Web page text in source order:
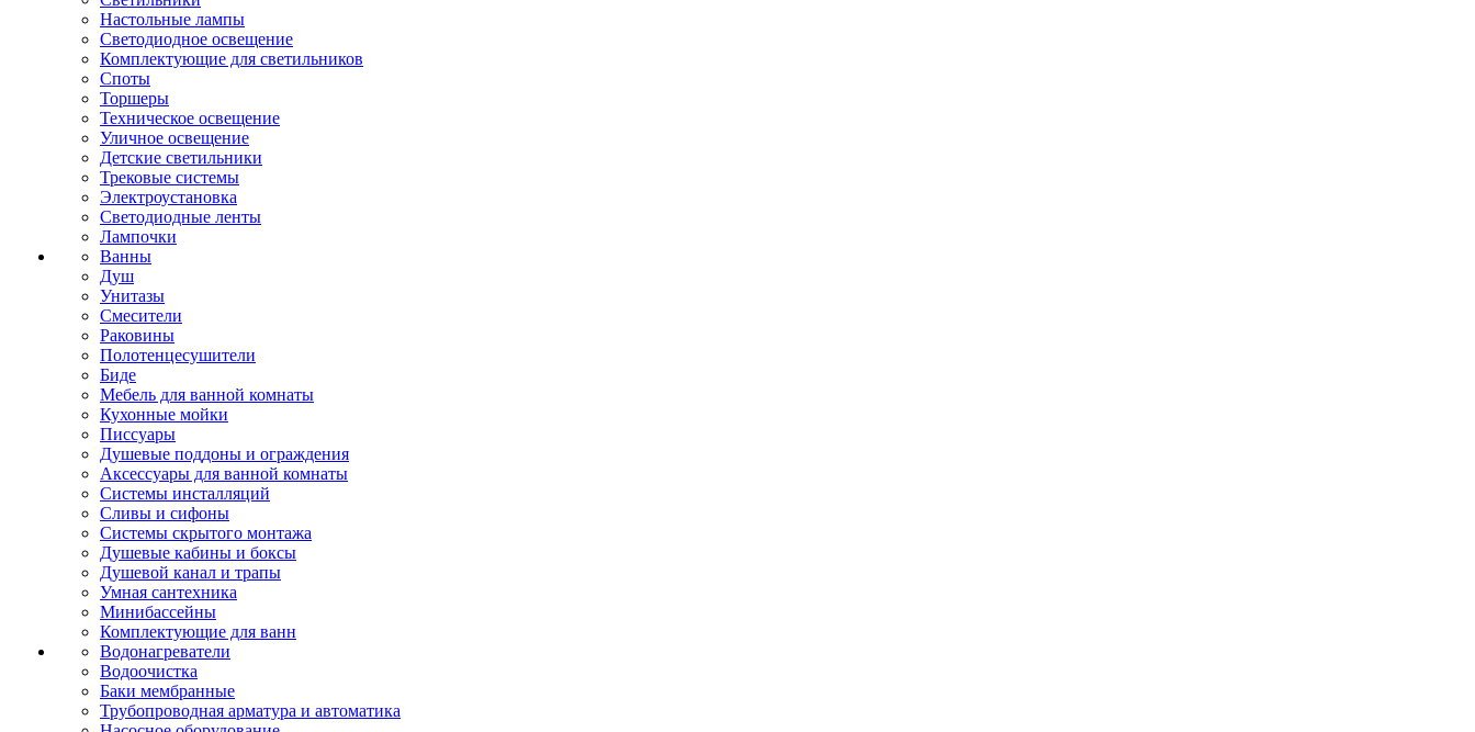
Настольные лампы
Светодиодное освещение
Комплектующие для светильников
Споты
Торшеры
Техническое освещение
Уличное освещение
Детские светильники
Трековые системы
Электроустановка
Светодиодные ленты
Лампочки
Ванны
Душ
Унитазы
Смесители
Раковины
Полотенцесушители
Биде
Мебель для ванной комнаты
Кухонные мойки
Писсуары
Душевые поддоны и ограждения
Аксессуары для ванной комнаты
Системы инсталляций
Сливы и сифоны
Системы скрытого монтажа
Душевые кабины и боксы
Душевой канал и трапы
Умная сантехника
Минибассейны
Комплектующие для ванн
Водонагреватели
Водоочистка
Баки мембранные
Трубопроводная арматура и автоматика